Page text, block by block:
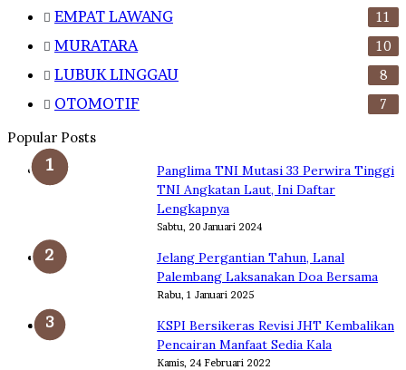
EMPAT LAWANG 11
MURATARA 10
LUBUK LINGGAU 8
OTOMOTIF 7
Popular Posts
Panglima TNI Mutasi 33 Perwira Tinggi
TNI Angkatan Laut, Ini Daftar
Lengkapnya
Sabtu, 20 Januari 2024
Jelang Pergantian Tahun, Lanal
Palembang Laksanakan Doa Bersama
Rabu, 1 Januari 2025
KSPI Bersikeras Revisi JHT Kembalikan
Pencairan Manfaat Sedia Kala
Kamis, 24 Februari 2022